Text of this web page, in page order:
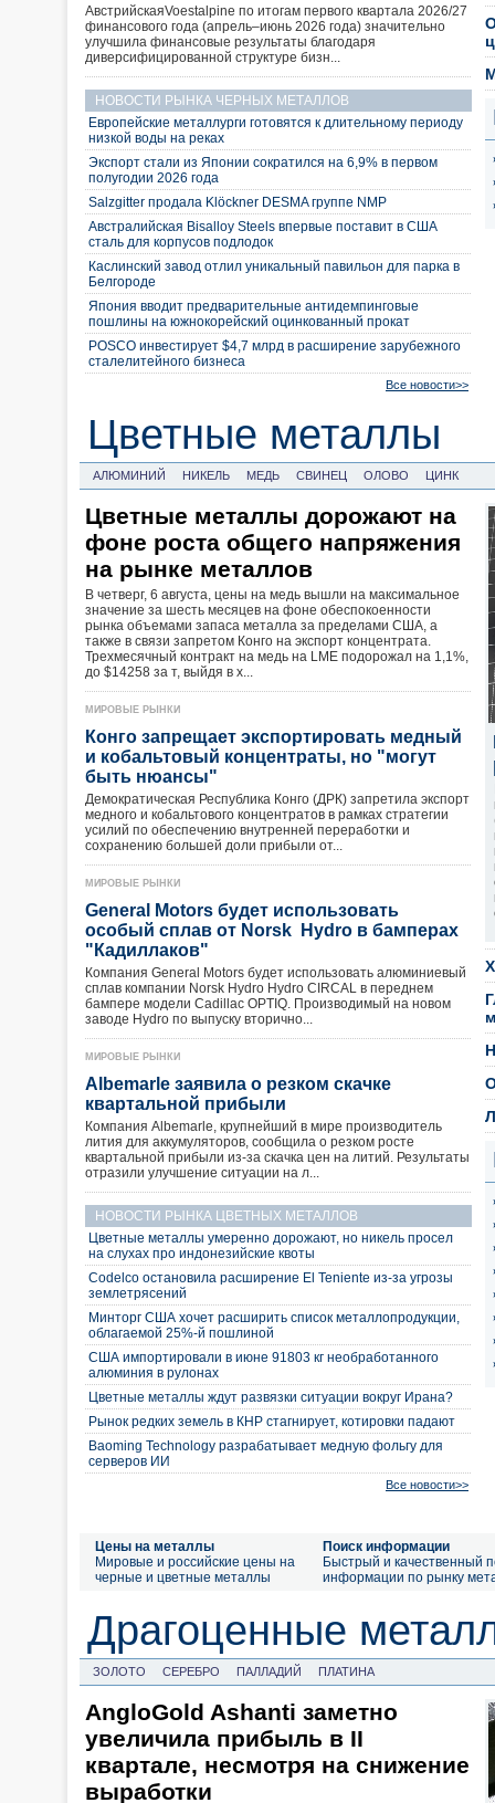
АвстрийскаяVoestalpine по итогам первого квартала 2026/27
финансового года (апрель–июнь 2026 года) значительно
улучшила финансовые результаты благодаря
диверсифицированной структуре бизн...
НОВОСТИ РЫНКА ЧЕРНЫХ МЕТАЛЛОВ
Европейские металлурги готовятся к длительному периоду
низкой воды на реках
Экспорт стали из Японии сократился на 6,9% в первом
полугодии 2026 года
Salzgitter продала Klöckner DESMA группе NMP
Австралийская Bisalloy Steels впервые поставит в США
сталь для корпусов подлодок
Каслинский завод отлил уникальный павильон для парка в
Белгороде
Япония вводит предварительные антидемпинговые
пошлины на южнокорейский оцинкованный прокат
POSCO инвестирует $4,7 млрд в расширение зарубежного
сталелитейного бизнеса
Все новости>>
Цветные металлы
АЛЮМИНИЙ НИКЕЛЬ МЕДЬ СВИНЕЦ ОЛОВО ЦИНК
Цветные металлы дорожают на
фоне роста общего напряжения
на рынке металлов
В четверг, 6 августа, цены на медь вышли на максимальное
значение за шесть месяцев на фоне обеспокоенности
рынка объемами запаса металла за пределами США, а
также в связи запретом Конго на экспорт концентрата.
Трехмесячный контракт на медь на LME подорожал на 1,1%,
до $14258 за т, выйдя в х...
МИРОВЫЕ РЫНКИ
Конго запрещает экспортировать медный
и кобальтовый концентраты, но "могут
быть нюансы"
Демократическая Республика Конго (ДРК) запретила экспорт
медного и кобальтового концентратов в рамках стратегии
усилий по обеспечению внутренней переработки и
сохранению большей доли прибыли от...
МИРОВЫЕ РЫНКИ
General Motors будет использовать
особый сплав от Norsk Hydro в бамперах
"Кадиллаков"
Компания General Motors будет использовать алюминиевый
сплав компании Norsk Hydro Hydro CIRCAL в переднем
бампере модели Cadillac OPTIQ. Производимый на новом
заводе Hydro по выпуску вторично...
МИРОВЫЕ РЫНКИ
Albemarle заявила о резком скачке
квартальной прибыли
Компания Albemarle, крупнейший в мире производитель
лития для аккумуляторов, сообщила о резком росте
квартальной прибыли из-за скачка цен на литий. Результаты
отразили улучшение ситуации на л...
НОВОСТИ РЫНКА ЦВЕТНЫХ МЕТАЛЛОВ
Цветные металлы умеренно дорожают, но никель просел
на слухах про индонезийские квоты
Codelco остановила расширение El Teniente из-за угрозы
землетрясений
Минторг США хочет расширить список металлопродукции,
облагаемой 25%-й пошлиной
США импортировали в июне 91803 кг необработанного
алюминия в рулонах
Цветные металлы ждут развязки ситуации вокруг Ирана?
Рынок редких земель в КНР стагнирует, котировки падают
Baoming Technology разрабатывает медную фольгу для
серверов ИИ
Все новости>>
Цены на металлы
Мировые и российские цены на
черные и цветные металлы
Поиск информации
Быстрый и качественный
информации по рынку
Драгоценные
ЗОЛОТО СЕРЕБРО ПАЛЛАДИЙ ПЛАТИНА
AngloGold Ashanti заметно
увеличила прибыль в II
квартале, несмотря на снижение
выработки